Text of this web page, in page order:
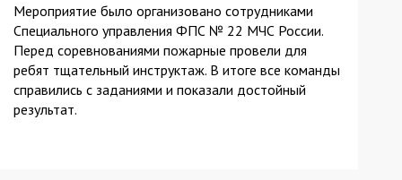
Мероприятие было организовано сотрудниками
Специального управления ФПС № 22 МЧС России.
Перед соревнованиями пожарные провели для
ребят тщательный инструктаж. В итоге все команды
справились с заданиями и показали достойный
результат.